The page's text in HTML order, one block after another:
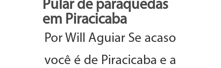
Pular de paraquedas
em Piracicaba
Por Will Aguiar Se acaso
você é de Piracicaba e a